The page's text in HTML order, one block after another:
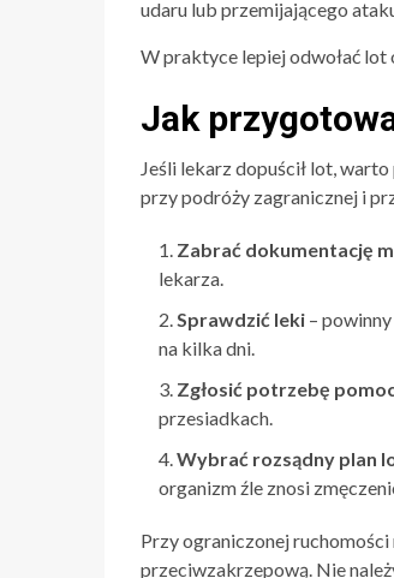
udaru lub przemijającego
W praktyce lepiej odwołać lot
Jak
Jeśli lekarz dopuścił lot,
przy podróży zagranicznej i
Zabrać dokumentację
lekarza.
Sprawdzić leki –
na kilka dni.
Zgłosić potrzebę
przesiadkach.
Wybrać rozsądny plan
organizm źle znosi
Przy ograniczonej
przeciwzakrzepową. Nie